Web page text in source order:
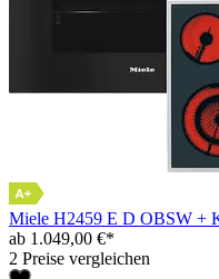
Miele H2459 E D OBSW +
ab 1.049,00 €*
2 Preise vergleichen